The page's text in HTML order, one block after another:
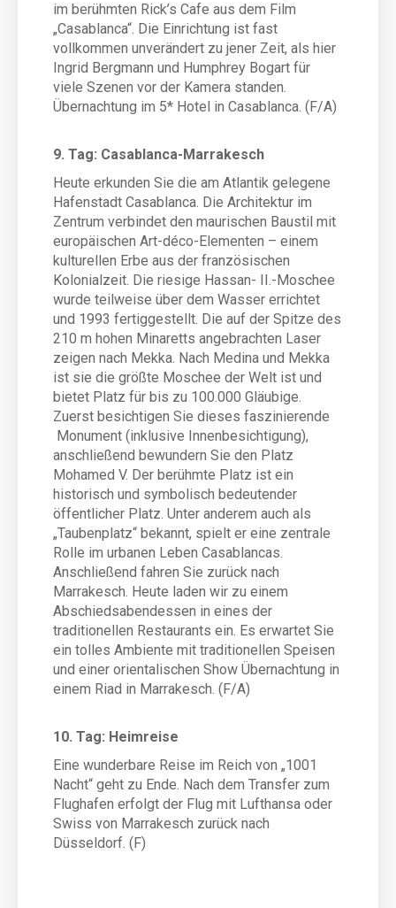
im berühmten Rick’s Cafe aus dem Film
„Casablanca“. Die Einrichtung ist fast
vollkommen unverändert zu jener Zeit, als hier
Ingrid Bergmann und Humphrey Bogart für
viele Szenen vor der Kamera standen.
Übernachtung im 5* Hotel in Casablanca. (F/A)
9. Tag: Casablanca-Marrakesch
Heute erkunden Sie die am Atlantik gelegene
Hafenstadt Casablanca. Die Architektur im
Zentrum verbindet den maurischen Baustil mit
europäischen Art-déco-Elementen – einem
kulturellen Erbe aus der französischen
Kolonialzeit. Die riesige Hassan- II.-Moschee
wurde teilweise über dem Wasser errichtet
und 1993 fertiggestellt. Die auf der Spitze des
210 m hohen Minaretts angebrachten Laser
zeigen nach Mekka. Nach Medina und Mekka
ist sie die größte Moschee der Welt ist und
bietet Platz für bis zu 100.000 Gläubige.
Zuerst besichtigen Sie dieses faszinierende
Monument (inklusive Innenbesichtigung),
anschließend bewundern Sie den Platz
Mohamed V. Der berühmte Platz ist ein
historisch und symbolisch bedeutender
öffentlicher Platz. Unter anderem auch als
„Taubenplatz“ bekannt, spielt er eine zentrale
Rolle im urbanen Leben Casablancas.
Anschließend fahren Sie zurück nach
Marrakesch. Heute laden wir zu einem
Abschiedsabendessen in eines der
traditionellen Restaurants ein. Es erwartet Sie
ein tolles Ambiente mit traditionellen Speisen
und einer orientalischen Show Übernachtung in
einem Riad in Marrakesch. (F/A)
10. Tag: Heimreise
Eine wunderbare Reise im Reich von „1001
Nacht“ geht zu Ende. Nach dem Transfer zum
Flughafen erfolgt der Flug mit Lufthansa oder
Swiss von Marrakesch zurück nach
Düsseldorf. (F)